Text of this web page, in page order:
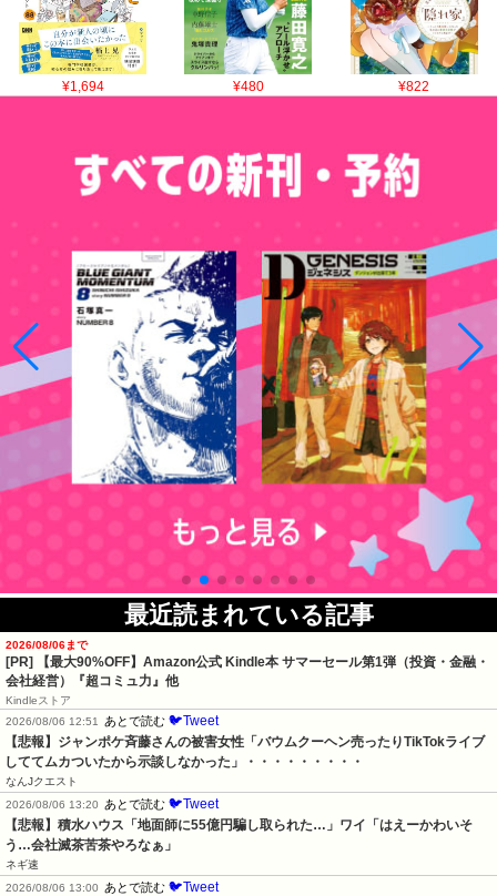
¥1,694 ¥480 ¥822
最近読まれている記事
2026/08/06まで
[PR]
【最大90%OFF】Amazon公式 Kindle本 サマーセール第1弾（投資・金融・
会社経営）『超コミュ力』他
Kindleストア
2026/08/06 12:51
あとで読む 🐦Tweet
【悲報】ジャンポケ斉藤さんの被害女性「バウムクーヘン売ったりTikTokライブ
しててムカついたから示談しなかった」・・・・・・・・・
なんJクエスト
2026/08/06 13:20
あとで読む 🐦Tweet
【悲報】積水ハウス「地面師に55億円騙し取られた…」ワイ「はえーかわいそ
う…会社滅茶苦茶やろなぁ」
ネギ速
2026/08/06 13:00
あとで読む 🐦Tweet